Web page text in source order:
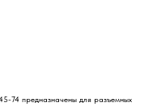
74 предназначены для разъемных